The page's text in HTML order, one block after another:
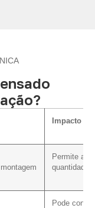
Impacto
Permite
quantidade
Pode